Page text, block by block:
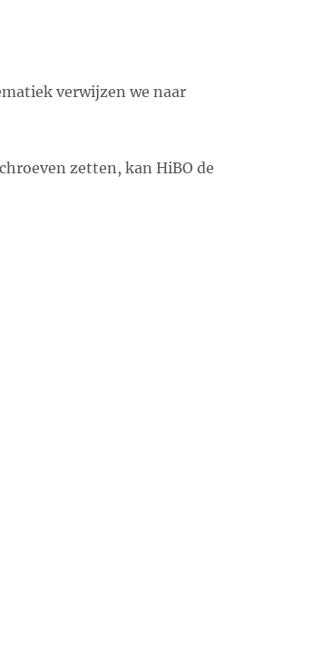
verwijzen we naar
zetten, kan HiBO de